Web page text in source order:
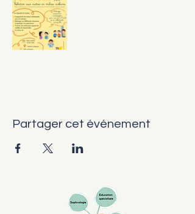
Partager cet événement